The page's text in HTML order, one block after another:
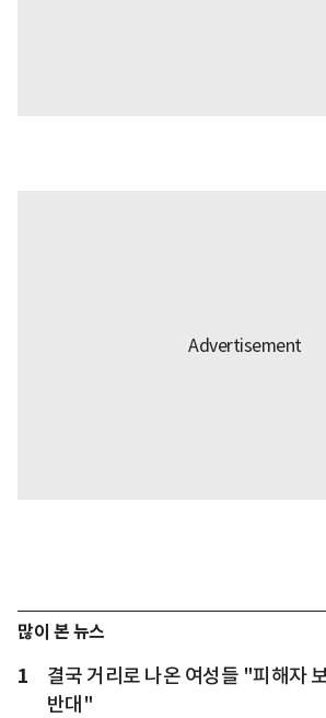
많이 본 뉴스
1
결국 거리로 나온 여성들 "피해자
반대"